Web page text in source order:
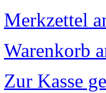
Merkzettel
Warenkorb
Zur Kasse